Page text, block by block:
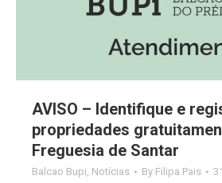
AVISO – Identifique e
propriedades
Freguesia de Santar
Balcao Bupi, Notícias By Filipa Pais